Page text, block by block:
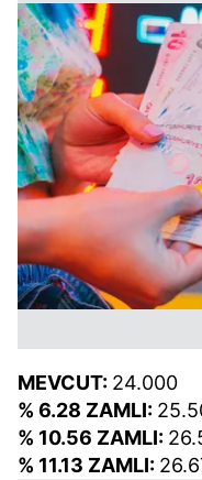
MEVCUT: 24.000
% 6.28 ZAMLI:
% 10.56 ZAMLI:
% 11.13 ZAMLI: